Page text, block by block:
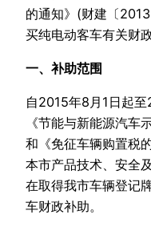
的通知》(财建〔
买纯电动客车有关财
一、补助范围
自2015年8月1日起
《节能与新能源汽车
和《免征车辆购置税
本市产品技术、安全
在取得我市车辆登记
车财政补助。